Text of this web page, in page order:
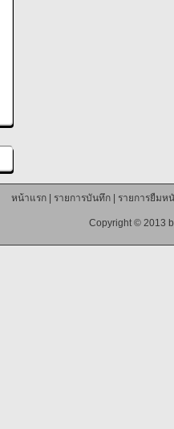
หน้าแรก| รายการบันทึก| รายการยืมห
Copyright © 2013